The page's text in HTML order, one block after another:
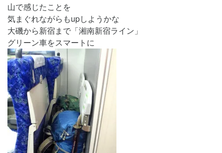
山で感じたことを
気まぐれながらもupしようかな
大磯から新宿まで「湘南新宿ライン」
グリーン車をスマートに